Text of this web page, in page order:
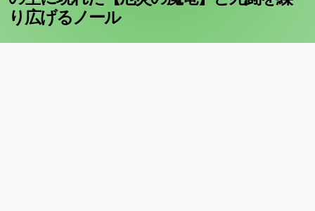
り広げるノール